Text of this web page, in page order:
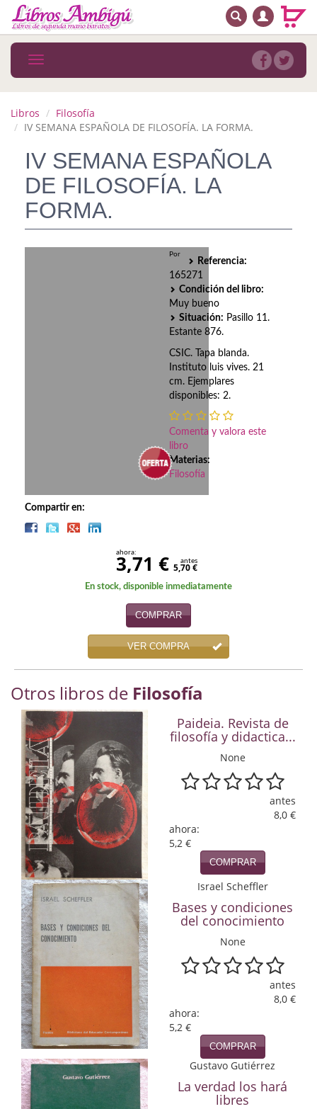
MENÚ PRINCIPAL
Novedades
Arte
Autoayuda. Conocimiento personal
Deportes
Derecho
Divulgación científica
Ensayo literario
Filosofía
Física y Química
Física y química
Guerra Civil Española
Historia
historia
Infantil y juvenil
Infantil y juvenil. Nuevo!!
Infantil y juvenil. Nuevo!!!
Informática
Literatura fantástica
Literatura hispanoamericana
BUSCAR
Toggle
navigation
Libros
Filosofía
IV SEMANA ESPAÑOLA DE FILOSOFÍA. LA FORMA.
IV SEMANA ESPAÑOLA
DE FILOSOFÍA. LA
FORMA.
Compartir en:
Por
Referencia:
165271
Condición del libro:
Muy bueno
Situación: Pasillo 11.
Estante 876.
CSIC. Tapa blanda.
Instituto luis vives. 21
cm. Ejemplares
disponibles: 2.
Comenta y valora este
libro
Materias:
Filosofía
ahora:
3,71 € antes
5,70 €
En stock, disponible inmediatamente
COMPRAR
VER COMPRA
Otros libros de Filosofía
Paideia. Revista de
filosofía y didactica...
None
antes
8,0 €
ahora:
5,2 €
COMPRAR
Israel Scheffler
Bases y condiciones
del conocimiento
None
antes
8,0 €
ahora:
5,2 €
COMPRAR
Gustavo Gutiérrez
La verdad los hará
libres